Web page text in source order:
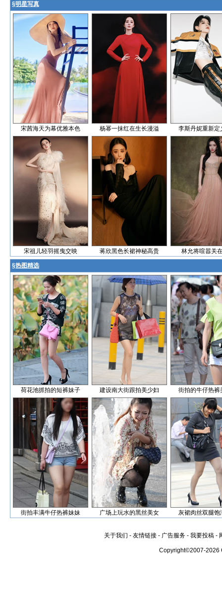
§明星写真
宋茜海天为幕优雅本色 杨幂一抹红在生长漫溢 李斯丹妮重新定
宋祖儿轻羽摇曳交映 蒋欣黑色长裙神秘高贵 林允将喧嚣关
§热图精选
荷花池抓拍的短裤妹子 建设南大街跟拍美少妇 街拍的牛仔热裤
街拍丰满牛仔热裤妹妹 广场上玩水的黑丝美女 灰裙肉丝双腿饱
关于我们 - 友情链接 - 广告服务 - 我要投稿 -
Copyright©2007-2026